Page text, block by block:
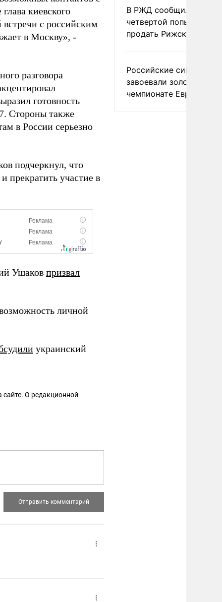
киевского
встречи с российским
в Москву», -
разговора
готовность
Стороны также
в России серьезно
подчеркнул, что
прекратить участие в
Ушаков призвал
личной
украинский
сайте. О редакционной
В РЖД сообщили о
четвертой попытке
продать Рижский
Российские
завоевали золото на
чемпионате Европы